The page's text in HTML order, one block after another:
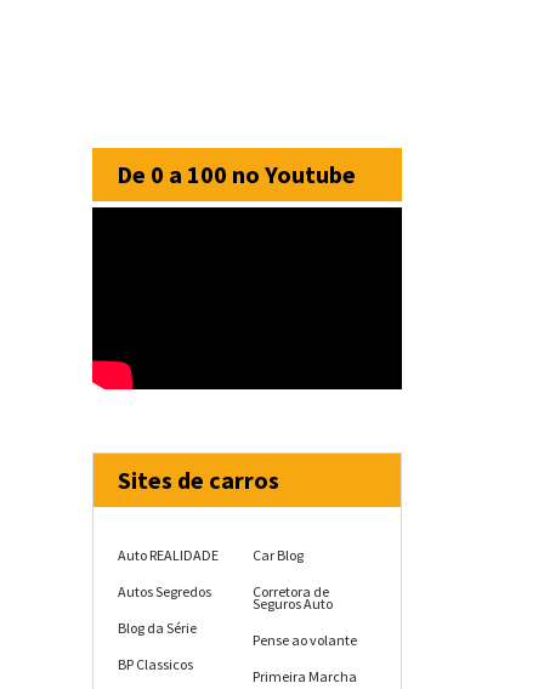
De 0 a 100 no Youtube
Sites de carros
Auto REALIDADE
Autos Segredos
Blog da Série
BP Classicos
Car Blog
Corretora de
Seguros Auto
Pense ao volante
Primeira Marcha